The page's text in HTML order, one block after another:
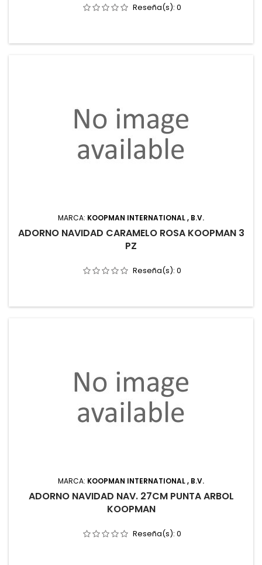
Reseña(s): 0
MARCA: KOOPMAN INTERNATIONAL , B.V.
ADORNO NAVIDAD CARAMELO ROSA KOOPMAN 3
PZ
Reseña(s): 0
MARCA: KOOPMAN INTERNATIONAL , B.V.
ADORNO NAVIDAD NAV. 27CM PUNTA ARBOL
KOOPMAN
Reseña(s): 0